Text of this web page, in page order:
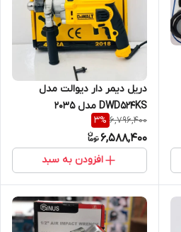
دریل دیمر دار دیوالت مدل
DWD524KS مدل ۲۰۳۵
6,796,400
3%
6,588,400
افزودن به سبد